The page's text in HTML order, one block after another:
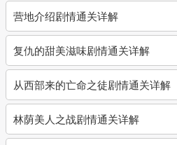
营地介绍剧情通关详解
复仇的甜美滋味剧情通关详解
从西部来的亡命之徒剧情通关详解
林荫美人之战剧情通关详解